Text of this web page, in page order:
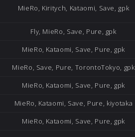
MieRo, Kiritych, Kataomi, Save, gpk
Fly, MieRo, Save, Pure, gpk
MieRo, Kataomi, Save, Pure, gpk
MieRo, Save, Pure, TorontoTokyo, gpk
MieRo, Kataomi, Save, Pure, gpk
MieRo, Kataomi, Save, Pure, kiyotaka
MieRo, Kataomi, Save, Pure, gpk